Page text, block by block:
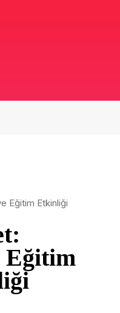
Eğitim Etkinliği
Eğitim